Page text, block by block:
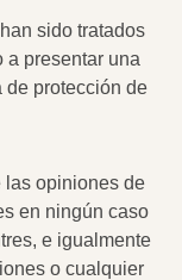
sido tratados
a presentar una
de protección de
las opiniones de
en ningún caso
e igualmente
o cualquier